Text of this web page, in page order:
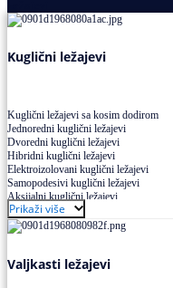
Kuglični ležajevi
Kuglični ležajevi sa kosim dodirom
Jednoredni kuglični ležajevi
Dvoredni kuglični ležajevi
Hibridni kuglični ležajevi
Elektroizolovani kuglični ležajevi
Samopodesivi kuglični ležajevi
Aksijalni kuglični ležajevi
Kuglični ležajevi od nerđajućeg čelika
Prikaži više
Valjkasti ležajevi